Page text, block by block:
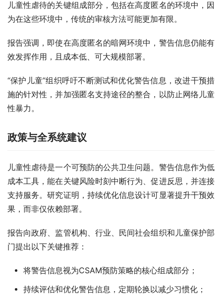
儿童性虐待的关键组成部分，包括在高度匿名的环境中，因
为在这些环境中，传统的审核方法可能更加有限。
报告强调，即使在高度匿名的暗网环境中，警告信息仍能有
效发挥作用，且成本低、可大规模部署。
“保护儿童”组织呼吁不断测试和优化警告信息，改进干预措
施的针对性，并加强匿名支持途径的整合，以防止网络儿童
性暴力。
政策与全系统建议
儿童性虐待是一个可预防的公共卫生问题。警告信息作为低
成本工具，能在关键风险时刻中断行为、促进反思，并连接
支持服务。研究证明，持续优化信息设计可显著提升干预效
果，而非仅依赖部署。
报告向政府、监管机构、行业、民间社会组织和儿童保护部
门提出以下关键推荐：
将警告信息视为CSAM预防策略的核心组成部分；
持续评估和优化警告信息，定期轮换以减少习惯化；